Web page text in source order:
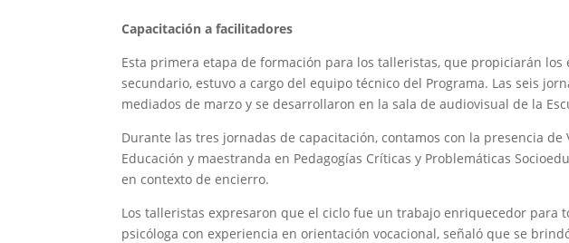
Capacitación a facilitadores
Esta primera etapa de formación para los talleristas, que propiciarán
secundario, estuvo a cargo del equipo técnico del Programa. Las seis
mediados de marzo y se desarrollaron en la sala de audiovisual de la
Durante las tres jornadas de capacitación, contamos con la presencia
Educación y maestranda en Pedagogías Críticas y Problemáticas
en contexto de encierro.
Los talleristas expresaron que el ciclo fue un trabajo enriquecedor para
psicóloga con experiencia en orientación vocacional, señaló que se